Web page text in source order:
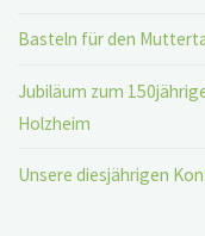
Basteln für den
Jubiläum zum
Holzheim
Unsere diesjährigen